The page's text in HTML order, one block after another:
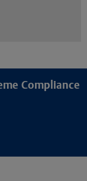
Compliance